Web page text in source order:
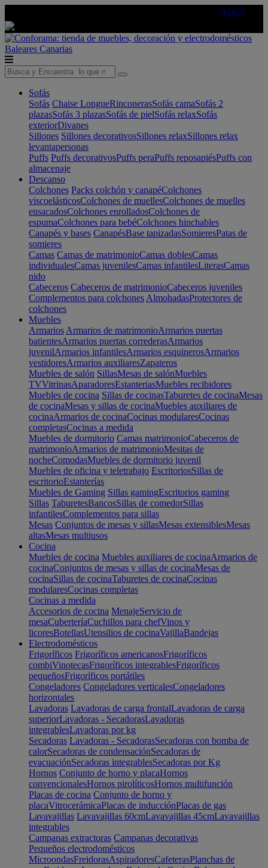
AQUÍ
Baleares Canarias
Sofás
Sofás Chaise LongueRinconerasSofás camaSofás 2
plazasSofás 3 plazasSofás de pielSofás relaxSofás
exteriorDivanes
Sillones Sillones decorativosSillones relaxSillones relax
levantapersonas
Puffs Puffs decorativosPuffs peraPuffs reposapiésPuffs con
almacenaje
Descanso
Colchones Packs colchón y canapéColchones
viscoelásticosColchones de muellesColchones de muelles
ensacadosColchones enrolladosColchones de
espumaColchones para bebéColchones hinchables
Canapés y bases CanapésBase tapizadasSomieresPatas de
somieres
Camas Camas de matrimonioCamas doblesCamas
individualesCamas juvenilesCamas infantilesLiterasCamas
nido
Cabeceros Cabeceros de matrimonioCabeceros juveniles
Complementos para colchones AlmohadasProtectores de
colchones
Muebles
Armarios Armarios de matrimonioArmarios puertas
batientesArmarios puertas correderasArmarios
juvenilArmarios infantilesArmarios esquinerosArmarios
vestidoresArmarios auxiliaresZapateros
Muebles de salón SillasMesas de salónMuebles
TVVitrinasAparadoresEstanteriasMuebles recibidores
Muebles de cocina Sillas de cocinasTaburetes de cocinaMesas
de cocinaMesas y sillas de cocinaMuebles auxiliares de
cocinaArmarios de cocinaCocinas modularesCocinas
completasCocinas a medida
Muebles de dormitorio Camas matrimonioCabeceros de
matrimonioArmarios de matrimonioMesitas de
nocheComodasMuebles de dormitorio juvenil
Muebles de oficina y teletrabajo EscritoriosSillas de
escritorioEstanterías
Muebles de Gaming Sillas gamingEscritorios gaming
Sillas TaburetesBancosSillas de comedorSillas
infantilesComplementos para sillas
Mesas Conjuntos de mesas y sillasMesas extensiblesMesas
altasMesas multiusos
Cocina
Muebles de cocina Muebles auxiliares de cocinaArmarios de
cocinaConjuntos de mesas y sillas de cocinaMesas de
cocinaSillas de cocinaTaburetes de cocinaCocinas
modularesCocinas completas
Cocinas a medida
Accesorios de cocina MenajeServicio de
mesaCuberteríaCuchillos para chefVinos y
licoresBotellasUtensilios de cocinaVajillaBandejas
Electrodomésticos
Frigoríficos Frigoríficos americanosFrigoríficos
combiVinotecasFrigoríficos integrablesFrigoríficos
pequeñosFrigoríficos portátiles
Congeladores Congeladores verticalesCongeladores
horizontales
Lavadoras Lavadoras de carga frontalLavadoras de carga
superiorLavadoras - SecadorasLavadoras
integrablesLavadoras por kg
Secadoras Lavadoras - SecadorasSecadoras con bomba de
calorSecadoras de condensaciónSecadoras de
evacuaciónSecadoras integrablesSecadoras por Kg
Hornos Conjunto de horno y placaHornos
convencionalesHornos pirolíticosHornos multifunción
Placas de cocina Conjunto de horno y
placaVitrocerámicaPlacas de inducciónPlacas de gas
Lavavajillas Lavavajillas 60cmLavavajillas 45cmLavavajillas
integrables
Campanas extractoras Campanas decorativas
Pequeños electrodomésticos
MicroondasFreidorasAspiradoresCafeterasPlanchas de